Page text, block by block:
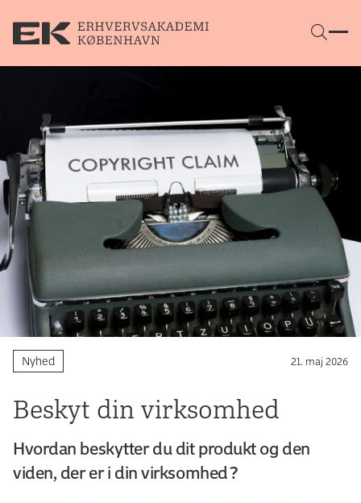
Nyhed 21. maj 2026
Beskyt din virksomhed
Hvordan beskytter du dit produkt og den
viden, der er i din virksomhed?